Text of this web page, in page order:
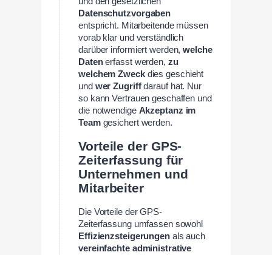
Datenschutzvorgaben
entspricht. Mitarbeitende müssen
vorab klar und verständlich
darüber informiert werden,welche
Datenerfasst werden, zu
welchem Zweckdies geschieht
und wer Zugriffdarauf hat. Nur
so kann Vertrauen geschaffen und
die notwendige Akzeptanz im
Teamgesichert werden.
Vorteile der GPS-
Zeiterfassung für
Unternehmen und
Mitarbeiter
Die Vorteile der GPS-
Zeiterfassung umfassen sowohl
Effizienzsteigerungen als auch
vereinfachte administrative